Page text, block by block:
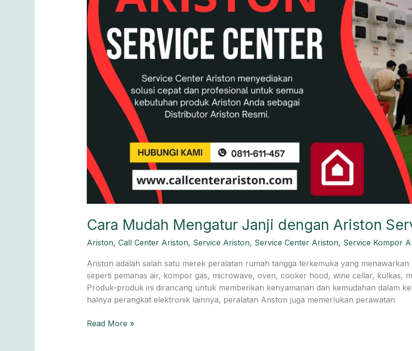
Cara Mudah Mengatur Janji dengan Ariston
Ariston, Call Center Ariston, Service Ariston, Service Center Ariston, Service Kompor
Ariston adalah salah satu merek peralatan rumah tangga terkemuka yang
seperti pemanas air, kompor gas, microwave, oven, cooker hood, wine cellar, kulkas,
Produk-produk ini dirancang untuk memberikan kenyamanan dan kemudahan dalam
halnya perangkat elektronik lainnya, peralatan Ariston juga memerlukan perawatan
Janji
dengan
Ariston
Service
Center
Read More »